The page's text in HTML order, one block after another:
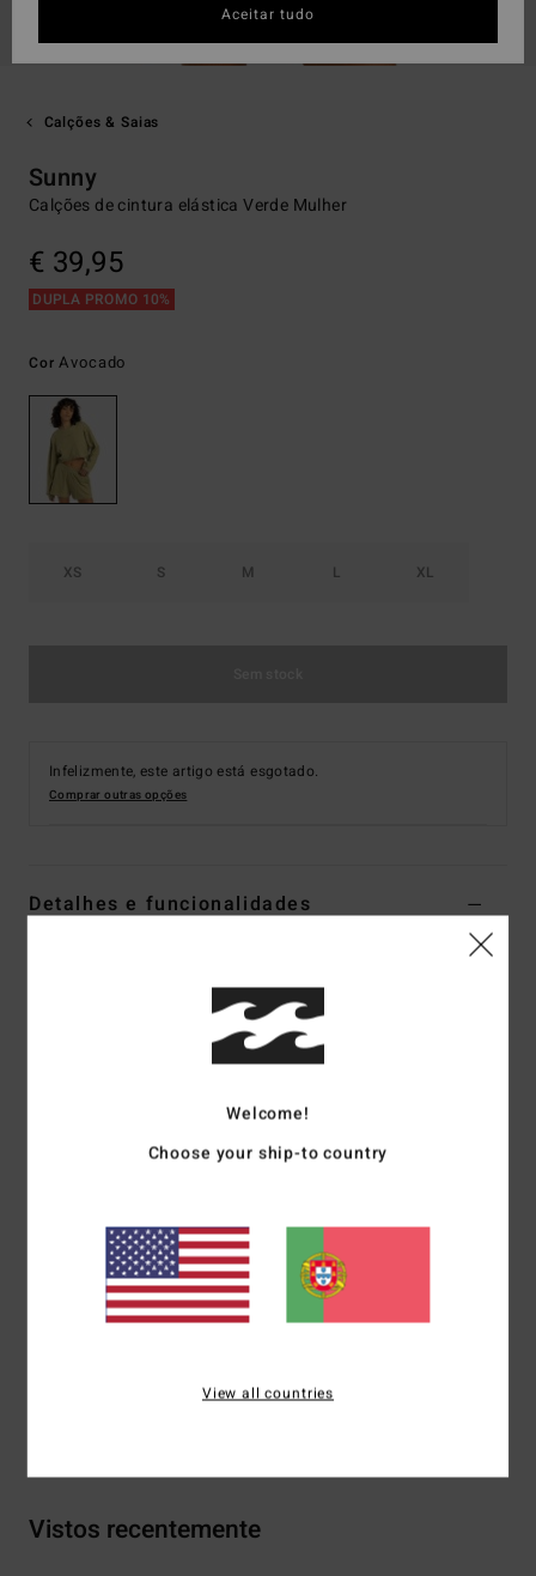
Calções & Saias
Sunny
Calções de cintura elástica Verde Mulher
€ 39,95
DUPLA PROMO 10%
CorAvocado
XS S M L XL
Infelizmente, este artigo está esgotado.
Comprar outras opções
Detalhes e funcionalidades
Código de Cor
Coleção Sol Searcher
Elástica
Fecho:Fixo
Bolsos:Bolsos laterais
Etiqueta da marca:Bordado à frente
Vistos recentemente
Welcome!
Choose your ship-to country
View all countries
Aceitar tudo